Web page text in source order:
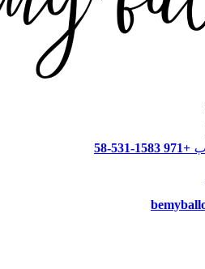
+971 58-531-1583